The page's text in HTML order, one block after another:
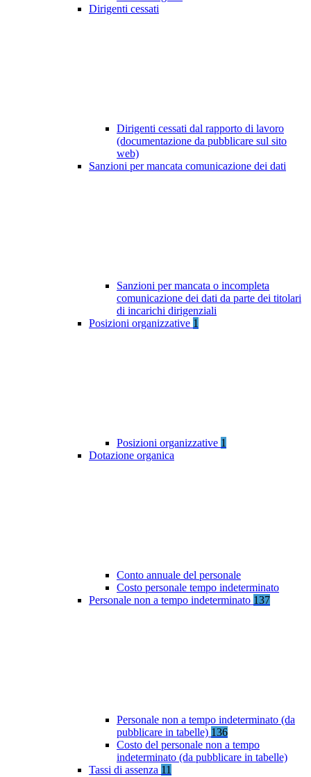
Dirigenti cessati
Dirigenti cessati dal rapporto di lavoro
(documentazione da pubblicare sul sito
web)
Sanzioni per mancata comunicazione dei dati
Sanzioni per mancata o incompleta
comunicazione dei dati da parte dei titolari
di incarichi dirigenziali
Posizioni organizzative 1
Posizioni organizzative 1
Dotazione organica
Conto annuale del personale
Costo personale tempo indeterminato
Personale non a tempo indeterminato 137
Personale non a tempo indeterminato (da
pubblicare in tabelle) 136
Costo del personale non a tempo
indeterminato (da pubblicare in tabelle)
Tassi di assenza 11